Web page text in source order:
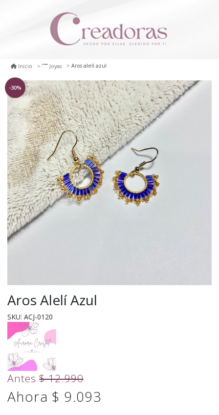
Inicio Joyas Aros alelí azul
-30%
Aros Alelí Azul
SKU: ACJ-0120
Antes$ 12.990
Ahora $ 9.093